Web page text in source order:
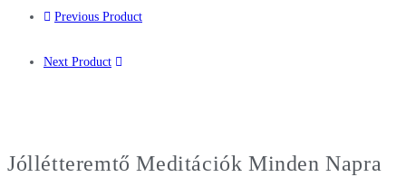
Previous Product
Next Product
Jóllétteremtő Meditációk Minden Napra